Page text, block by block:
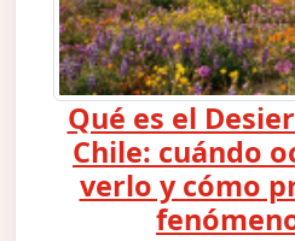
Qué es el
Chile: cuándo
verlo y cómo